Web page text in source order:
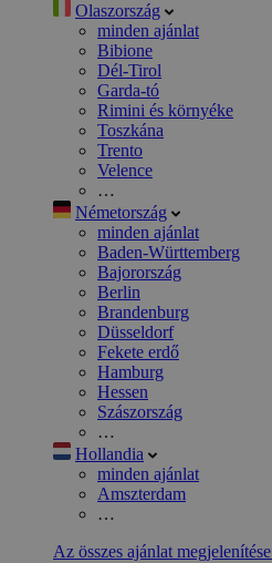
Olaszország
minden ajánlat
Bibione
Dél-Tirol
Garda-tó
Rimini és környéke
Toszkána
Trento
Velence
…
Németország
minden ajánlat
Baden-Württemberg
Bajorország
Berlin
Brandenburg
Düsseldorf
Fekete erdő
Hamburg
Hessen
Szászország
…
Hollandia
minden ajánlat
Amszterdam
…
Az összes ajánlat megjelenítése